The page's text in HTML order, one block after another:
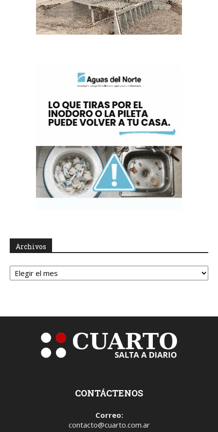
Archivos
Archivos
CONTÁCTENOS
Correo:
contacto@cuarto.com.ar